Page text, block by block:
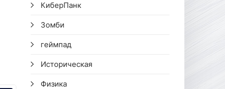
КиберПанк
Зомби
геймпад
Историческая
Физика